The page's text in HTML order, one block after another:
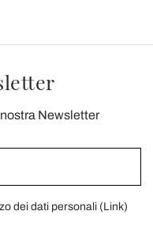
Newsletter
dei dati personali (Link)